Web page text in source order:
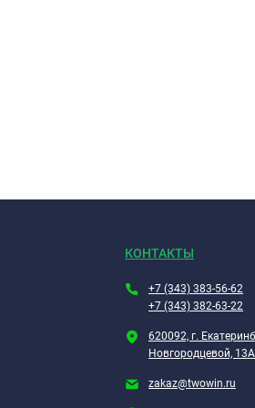
КОНТАКТЫ
+7 (343) 383-56-62
+7 (343) 382-63-22
620092, г.
Новгородцевой, 13А
zakaz@twowin.ru